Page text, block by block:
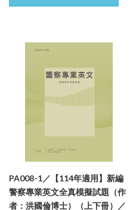
PA008-1／【114年適用】新編
警察專業英文全真模擬試題（作
者：洪國倫博士）（上下冊）／